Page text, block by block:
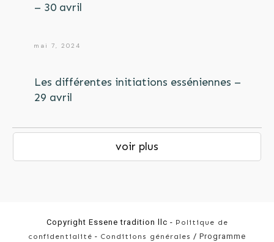
– 30 avril
mai 7, 2024
Les différentes initiations esséniennes –
29 avril
voir plus
Copyright Essene tradition llc - Politique de
confidentialité - Conditions générales / Programme